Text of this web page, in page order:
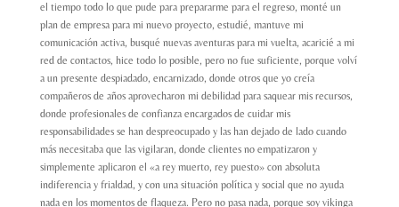
el tiempo todo lo que pude para prepararme para el regreso, monté un
plan de empresa para mi nuevo proyecto, estudié, mantuve mi
comunicación activa, busqué nuevas aventuras para mi vuelta, acaricié a mi
red de contactos, hice todo lo posible, pero no fue suficiente, porque volví
a un presente despiadado, encarnizado, donde otros que yo creía
compañeros de años aprovecharon mi debilidad para saquear mis recursos,
donde profesionales de confianza encargados de cuidar mis
responsabilidades se han despreocupado y las han dejado de lado cuando
más necesitaba que las vigilaran, donde clientes no empatizaron y
simplemente aplicaron el «a rey muerto, rey puesto» con absoluta
indiferencia y frialdad, y con una situación política y social que no ayuda
nada en los momentos de flaqueza. Pero no pasa nada, porque soy vikinga